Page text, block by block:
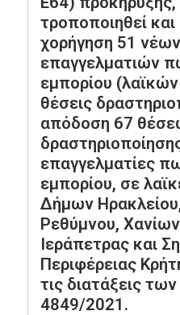
τροποποιηθεί και
χορήγηση 51
επαγγελματιών
εμπορίου
θέσεις
απόδοση 67
επαγγελματίες
εμπορίου, σε
Δήμων
Ρεθύμνου,
Ιεράπετρας και
Περιφέρειας
τις διατάξεις
4849/2021.